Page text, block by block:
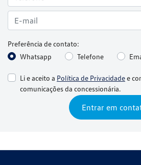
Preferência de contato:
Whatsapp
Telefone
Li e aceito a Política de Privacidadee
comunicações da concessionária.
Entrar em